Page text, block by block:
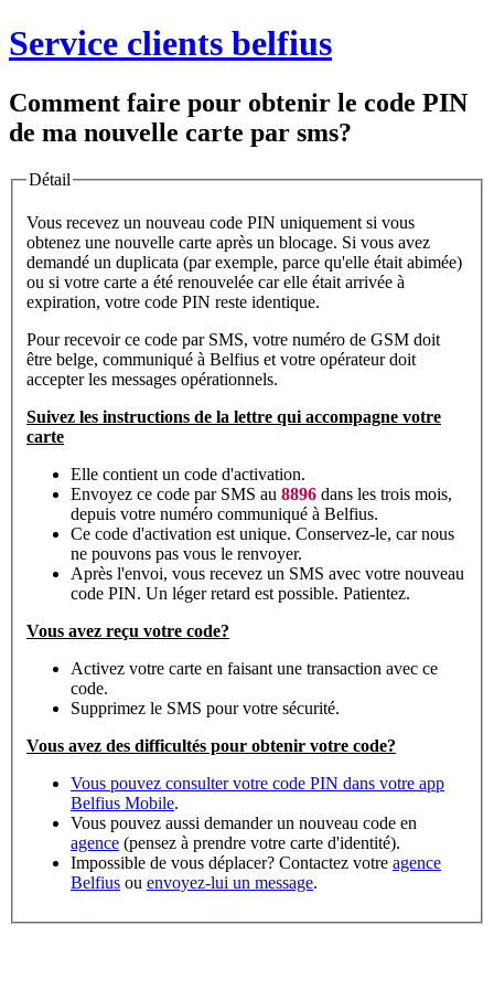
Service clients belfius
Comment faire pour obtenir le code PIN
de ma nouvelle carte par sms?
Détail
Vous recevez un nouveau code PIN uniquement si vous
obtenez une nouvelle carte après un blocage. Si vous avez
demandé un duplicata (par exemple, parce qu'elle était abimée)
ou si votre carte a été renouvelée car elle était arrivée à
expiration, votre code PIN reste identique.
Pour recevoir ce code par SMS, votre numéro de GSM doit
être belge, communiqué à Belfius et votre opérateur doit
accepter les messages opérationnels.
Suivez les instructions de la lettre qui accompagne votre
carte
Elle contient un code d'activation.
Envoyez ce code par SMS au 8896 dans les trois mois,
depuis votre numéro communiqué à Belfius.
Ce code d'activation est unique. Conservez-le, car nous
ne pouvons pas vous le renvoyer.
Après l'envoi, vous recevez un SMS avec votre nouveau
code PIN. Un léger retard est possible. Patientez.
Vous avez reçu votre code?
Activez votre carte en faisant une transaction avec ce
code.
Supprimez le SMS pour votre sécurité.
Vous avez des difficultés pour obtenir votre code?
Vous pouvez consulter votre code PIN dans votre app
Belfius Mobile.
Vous pouvez aussi demander un nouveau code en
agence (pensez à prendre votre carte d'identité).
Impossible de vous déplacer? Contactez votre agence
Belfius ou envoyez-lui un message.